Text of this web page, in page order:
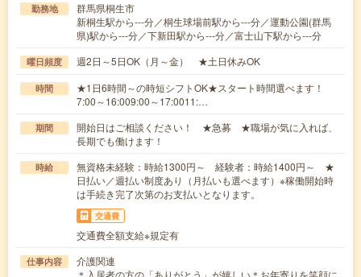
勤務地
群馬県桐生市
新桐生駅から---分／桐生球場前駅から---分／運動公園(群馬
県)駅から---分／下新田駅から---分／富士山下駅から---分
曜日頻度 週2日～5日OK（月～金） ★土日休みOK
時間
★1日6時間～の時短シフトOK★スタート時間選べます！
7:00～16:009:00～17:0011:…
期間
開始日はご相談ください！ ★急募 ★職場が気に入れば、
長期でも働けます！
時給
無資格未経験：時給1300円～ 経験者：時給1400円～ ★
日払い／週払い制度あり（月払いも選べます）※稼働開始時
は手続き完了次第のお支払いとなります。
交通費
交通費全額支給※規定有
仕事内容
介護関連
＊入居者の方の「ありがとう」が嬉しい＊お年寄りを笑顔に